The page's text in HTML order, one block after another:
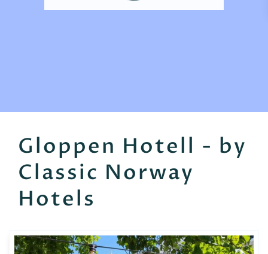
Gloppen Hotell - by
Classic Norway
Hotels